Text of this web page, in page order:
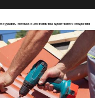
монтаж и достоинства кровельного покрытия